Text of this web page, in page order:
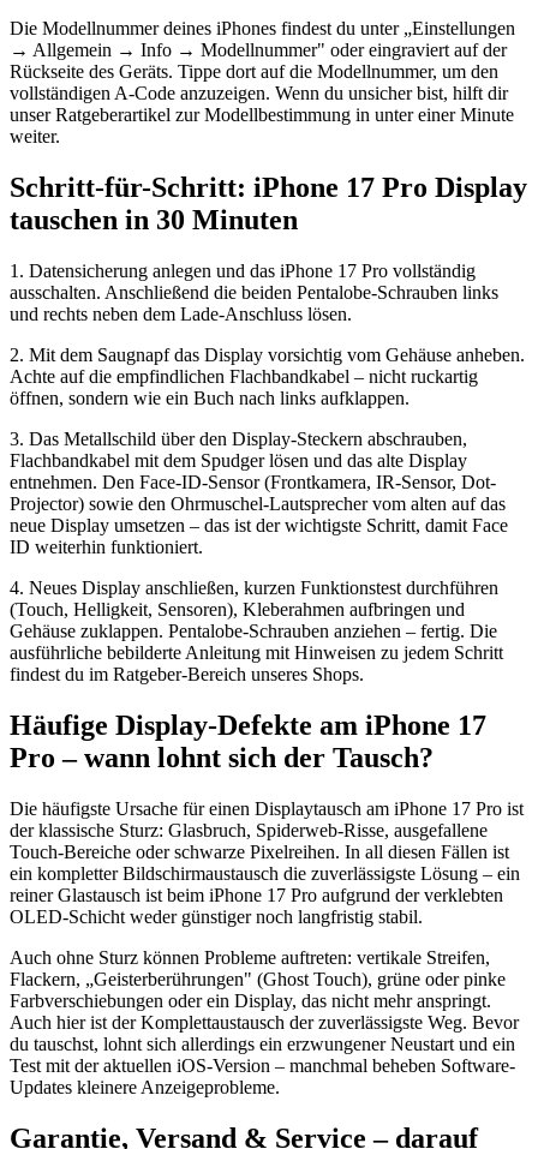
Die Modellnummer deines iPhones findest du unter „Einstellungen
→ Allgemein → Info → Modellnummer" oder eingraviert auf der
Rückseite des Geräts. Tippe dort auf die Modellnummer, um den
vollständigen A-Code anzuzeigen. Wenn du unsicher bist, hilft dir
unser Ratgeberartikel zur Modellbestimmung in unter einer Minute
weiter.
Schritt-für-Schritt: iPhone 17 Pro Display
tauschen in 30 Minuten
1. Datensicherung anlegen und das iPhone 17 Pro vollständig
ausschalten. Anschließend die beiden Pentalobe-Schrauben links
und rechts neben dem Lade-Anschluss lösen.
2. Mit dem Saugnapf das Display vorsichtig vom Gehäuse anheben.
Achte auf die empfindlichen Flachbandkabel – nicht ruckartig
öffnen, sondern wie ein Buch nach links aufklappen.
3. Das Metallschild über den Display-Steckern abschrauben,
Flachbandkabel mit dem Spudger lösen und das alte Display
entnehmen. Den Face-ID-Sensor (Frontkamera, IR-Sensor, Dot-
Projector) sowie den Ohrmuschel-Lautsprecher vom alten auf das
neue Display umsetzen – das ist der wichtigste Schritt, damit Face
ID weiterhin funktioniert.
4. Neues Display anschließen, kurzen Funktionstest durchführen
(Touch, Helligkeit, Sensoren), Kleberahmen aufbringen und
Gehäuse zuklappen. Pentalobe-Schrauben anziehen – fertig. Die
ausführliche bebilderte Anleitung mit Hinweisen zu jedem Schritt
findest du im Ratgeber-Bereich unseres Shops.
Häufige Display-Defekte am iPhone 17
Pro – wann lohnt sich der Tausch?
Die häufigste Ursache für einen Displaytausch am iPhone 17 Pro ist
der klassische Sturz: Glasbruch, Spiderweb-Risse, ausgefallene
Touch-Bereiche oder schwarze Pixelreihen. In all diesen Fällen ist
ein kompletter Bildschirmaustausch die zuverlässigste Lösung – ein
reiner Glastausch ist beim iPhone 17 Pro aufgrund der verklebten
OLED-Schicht weder günstiger noch langfristig stabil.
Auch ohne Sturz können Probleme auftreten: vertikale Streifen,
Flackern, „Geisterberührungen" (Ghost Touch), grüne oder pinke
Farbverschiebungen oder ein Display, das nicht mehr anspringt.
Auch hier ist der Komplettaustausch der zuverlässigste Weg. Bevor
du tauschst, lohnt sich allerdings ein erzwungener Neustart und ein
Test mit der aktuellen iOS-Version – manchmal beheben Software-
Updates kleinere Anzeigeprobleme.
Garantie, Versand & Service – darauf